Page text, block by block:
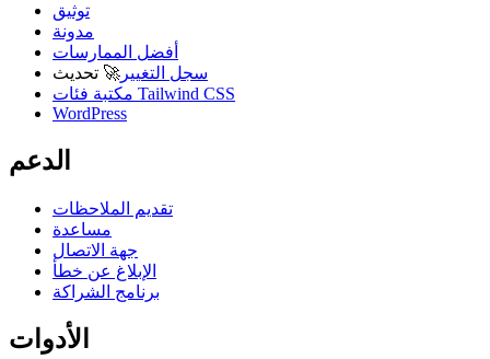
توثيق
مدونة
أفضل الممارسات
سجل التغيير 🚀 تحديث
مكتبة فئات Tailwind CSS
WordPress
الدعم
تقديم الملاحظات
مساعدة
جهة الاتصال
الإبلاغ عن خطأ
برنامج الشراكة
الأدوات